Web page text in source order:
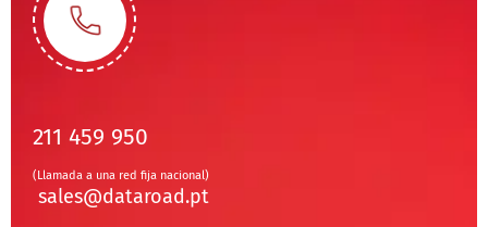
211 459 950
(Llamada a una red fija nacional)
sales@dataroad.pt